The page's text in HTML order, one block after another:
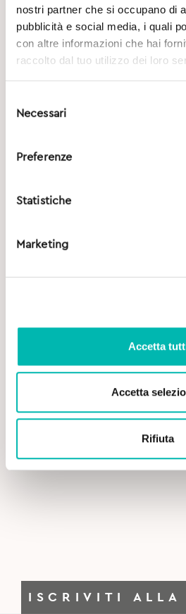
nostri partner che si occupano di
pubblicità e social media, i quali
con altre informazioni che hai
raccolto dal tuo utilizzo dei loro
delNecessari
Preferenze
Statistiche
Marketing
Accetta
Accetta
Rifiuta
ISCRIVITI ALLA